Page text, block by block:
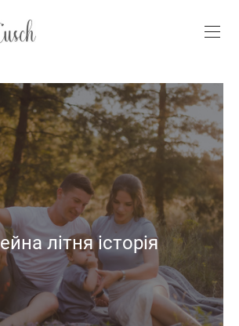
літня історія